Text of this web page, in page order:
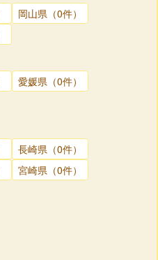
岡山県（0件）
愛媛県（0件）
長崎県（0件）
宮崎県（0件）